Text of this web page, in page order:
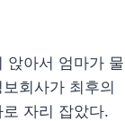
앉아서 엄마가 물
회사가 최후의
자리 잡았다.